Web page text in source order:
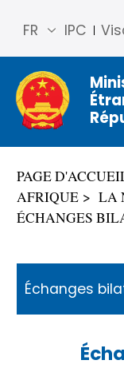
IPC
FR
简体
中文
Engli
sh
Русс
Espa
ñol
PAGE
AFRIQUE
LA
ÉCHANGES
Échanges